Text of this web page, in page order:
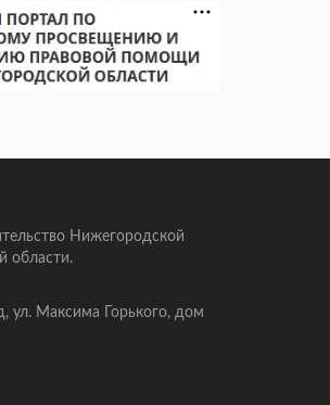
Нижегородской
области.
ул. Максима Горького, дом